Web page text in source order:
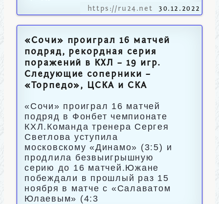
https://ru24.net 30.12.2022
«Сочи» проиграл 16 матчей
подряд, рекордная серия
поражений в КХЛ – 19 игр.
Следующие соперники –
«Торпедо», ЦСКА и СКА
«Сочи» проиграл 16 матчей
подряд в Фонбет чемпионате
КХЛ.Команда тренера Сергея
Светлова уступила
московскому «Динамо» (3:5) и
продлила безвыигрышную
серию до 16 матчей.Южане
побеждали в прошлый раз 15
ноября в матче с «Салаватом
Юлаевым» (4:3